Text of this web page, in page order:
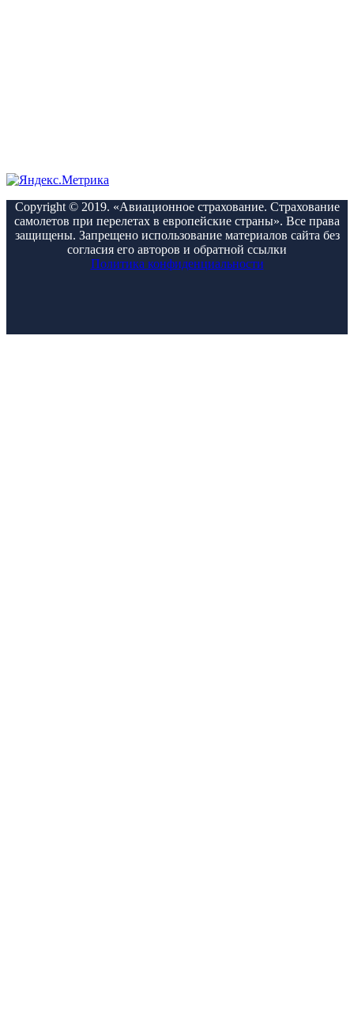
Copyright © 2019. «Авиационное страхование. Страхование
самолетов при перелетах в европейские страны». Все права
защищены. Запрещено использование материалов сайта без
согласия его авторов и обратной ссылки
Политика конфиденциальности